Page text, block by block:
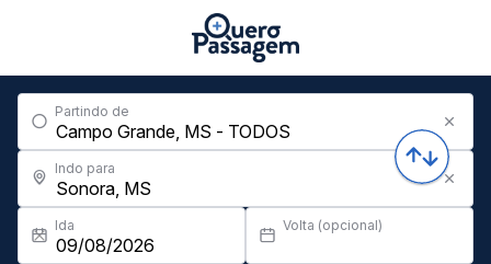
Partindo de
Indo para
Ida Volta (opcional)